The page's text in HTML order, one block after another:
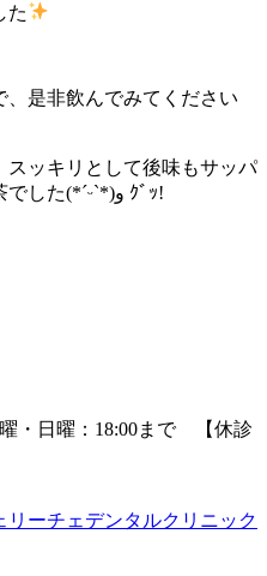
た
是非飲んでみてください
ッキリとして後味もサッパ
リしていてとても美味しい紅茶でした(*ˊᵕˋ*)و ｸﾞｯ!
・日曜：18:00まで 【休診